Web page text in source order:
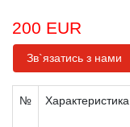
200 EUR
Зв`язатись з нами
№ Характеристика